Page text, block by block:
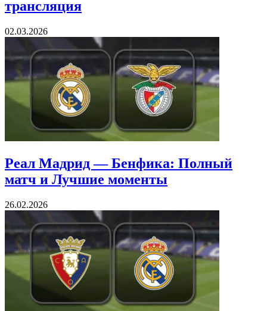
трансляция
02.03.2026
Реал Мадрид — Бенфика: Полный
матч и Лучшие моменты
26.02.2026